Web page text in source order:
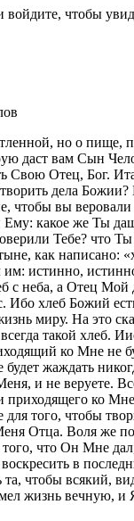
войдите, чтобы
но о пище,
даст вам Сын
Свою Отец, Бог.
дела
чтобы вы
Ему: какое же Ты
Тебе? что
как написано:
им: истинно,
с неба, а Отец Мой
Ибо хлеб Божий
миру. На это
такой хлеб.
ко Мне не
жаждать
и не веруете.
приходящего ко
для того, чтобы
Отца. Воля же
того, что Он Мне
в
та, чтобы всякий,
жизнь вечную, и